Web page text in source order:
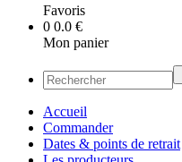
Favoris
0 0.0 €
Mon panier
Accueil
Commander
Dates & points de retrait